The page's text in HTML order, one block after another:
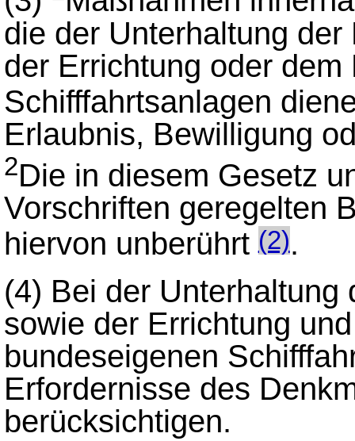
die der Unterhaltung
der Errichtung oder
Schifffahrtsanlagen
Erlaubnis, Bewilligung
2Die in diesem Gesetz
Vorschriften geregelten
hiervon unberührt(2).
(4) Bei der Unterhaltung
sowie der Errichtung
bundeseigenen
Erfordernisse des
berücksichtigen.